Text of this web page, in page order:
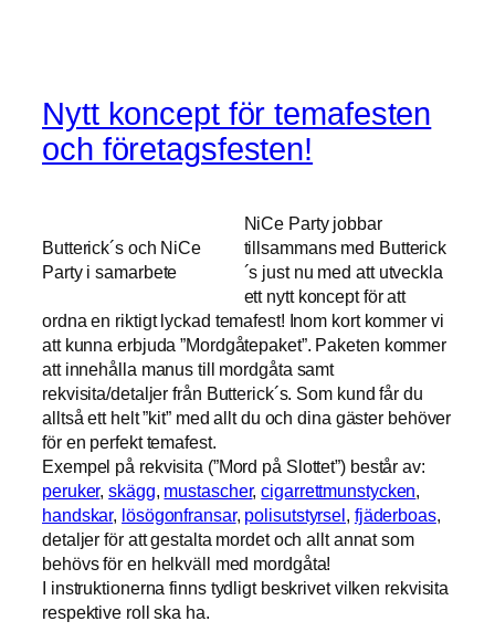
Nytt koncept för temafesten
och företagsfesten!
Butterick´s och NiCe
Party i samarbete
NiCe Party jobbar
tillsammans med Butterick
´s just nu med att utveckla
ett nytt koncept för att
ordna en riktigt lyckad temafest! Inom kort kommer vi
att kunna erbjuda ”Mordgåtepaket”. Paketen kommer
att innehålla manus till mordgåta samt
rekvisita/detaljer från Butterick´s. Som kund får du
alltså ett helt ”kit” med allt du och dina gäster behöver
för en perfekt temafest.
Exempel på rekvisita (”Mord på Slottet”) består av:
peruker,skägg, mustascher,cigarrettmunstycken,
handskar, lösögonfransar, polisutstyrsel, fjäderboas,
detaljer för att gestalta mordet och allt annat som
behövs för en helkväll med mordgåta!
I instruktionerna finns tydligt beskrivet vilken rekvisita
respektive roll ska ha.